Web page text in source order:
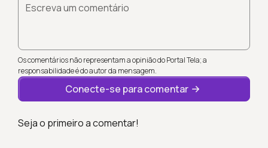
Escreva um comentário
Os comentários não representam a opinião do Portal Tela; a
responsabilidade é do autor da mensagem.
Conecte-se para comentar
Seja o primeiro a comentar!